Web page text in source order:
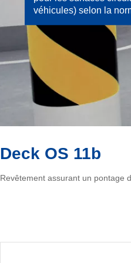
véhicules) selon la
Deck OS 11b
Revêtement assurant un pontage